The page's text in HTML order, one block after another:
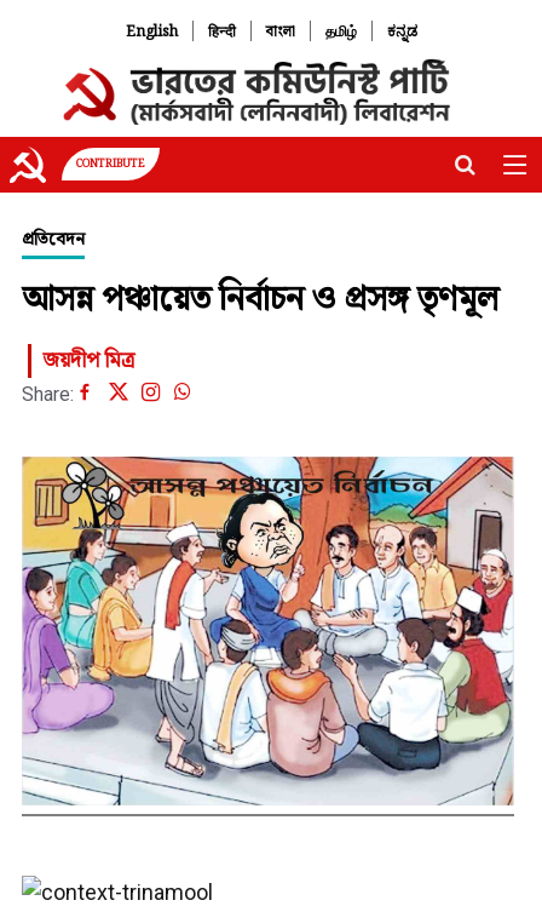
English | हिन्दी | বাংলা | தமிழ் | ಕನ್ನಡ
CONTRIBUTE
প্রতিবেদন
আসন্ন পঞ্চায়েত নির্বাচন ও প্রসঙ্গ তৃণমূল
জয়দীপ মিত্র
Share: